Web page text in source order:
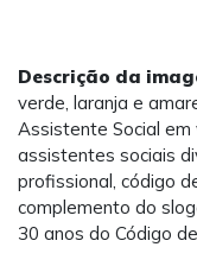
Descrição da
verde, laranja e
Assistente Social em
assistentes sociais
profissional, código
complemento do
30 anos do Código